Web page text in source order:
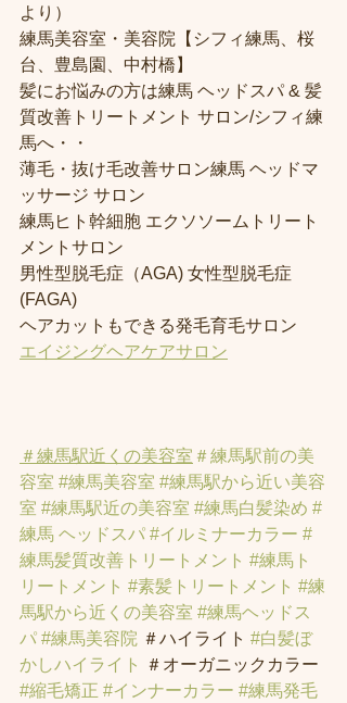
より）
練馬美容室・美容院【シフィ練馬、桜
台、豊島園、中村橋】
髪にお悩みの方は練馬 ヘッドスパ & 髪
質改善トリートメント サロン/シフィ練
馬へ・・
薄毛・抜け毛改善サロン練馬 ヘッドマ
ッサージ サロン
練馬ヒト幹細胞 エクソソームトリート
メントサロン
男性型脱毛症（AGA) 女性型脱毛症
(FAGA)
ヘアカットもできる発毛育毛サロン
エイジングヘアケアサロン
＃練馬駅近くの美容室 ＃練馬駅前の美
容室 #練馬美容室 #練馬駅から近い美容
室 #練馬駅近の美容室 #練馬白髪染め #
練馬 ヘッドスパ #イルミナーカラー #
練馬髪質改善トリートメント #練馬ト
リートメント #素髪トリートメント #練
馬駅から近くの美容室 #練馬ヘッドス
パ #練馬美容院 ＃ハイライト #白髪ぼ
かしハイライト
＃オーガニックカラー
#縮毛矯正 #インナーカラー #練馬発毛